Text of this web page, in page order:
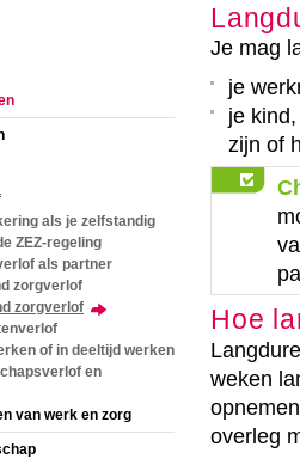
als je zelfstandig
ZEZ-regeling
als partner
zorgverlof
zorgverlof
of in deeltijd werken
en
van werk en zorg
Je mag
je
je
zijn of
Hoe
weken
overleg